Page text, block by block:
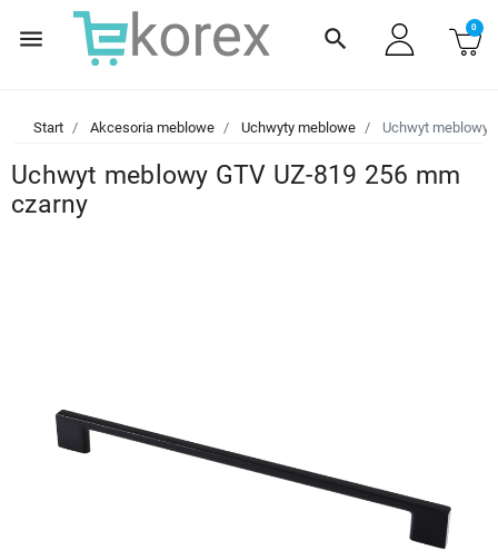
menu search 0
Start Akcesoria meblowe Uchwyty meblowe Uchwyt meblowy
Uchwyt meblowy GTV UZ-819 256 mm
czarny